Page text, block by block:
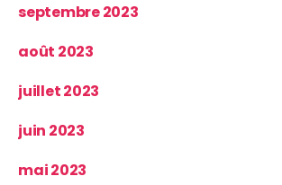
septembre 2023
août 2023
juillet 2023
juin 2023
mai 2023